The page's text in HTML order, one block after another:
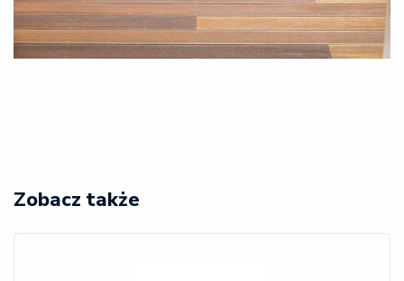
Zobacz także